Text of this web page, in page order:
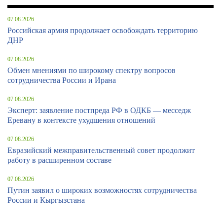
07.08.2026
Российская армия продолжает освобождать территорию
ДНР
07.08.2026
Обмен мнениями по широкому спектру вопросов
сотрудничества России и Ирана
07.08.2026
Эксперт: заявление постпреда РФ в ОДКБ — месседж
Еревану в контексте ухудшения отношений
07.08.2026
Евразийский межправительственный совет продолжит
работу в расширенном составе
07.08.2026
Путин заявил о широких возможностях сотрудничества
России и Кыргызстана